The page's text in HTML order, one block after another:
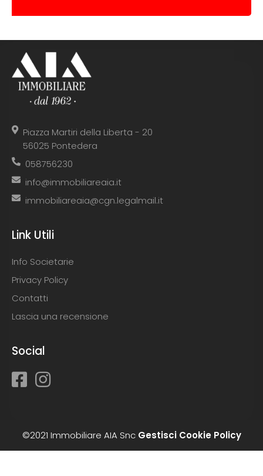
Piazza Martiri della Liberta - 20
56025 Pontedera
058756230
info@immobiliareaia.it
immobiliareaia@cgn.legalmail.it
Link Utili
Info Societarie
Privacy Policy
Contatti
Lascia una recensione
Social
©2021 Immobiliare AIA Snc Gestisci Cookie Policy